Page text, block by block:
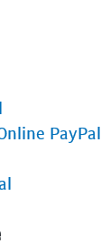
PayPal